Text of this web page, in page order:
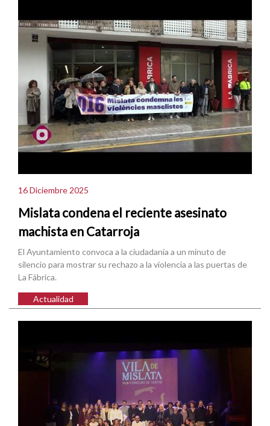
16 Diciembre 2025
Mislata condena el reciente asesinato
machista en Catarroja
El Ayuntamiento convoca a la ciudadanía a un minuto de
silencio para mostrar su rechazo a la violencia a las puertas de
La Fábrica.
Actualidad